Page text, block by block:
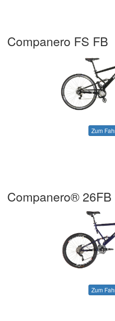
Companero FS FB
Zum
Companero® 26FB
Zum